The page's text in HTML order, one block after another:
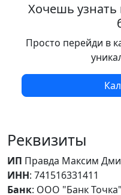
Хочешь
Просто перейди в
Реквизиты
ИП Правда Максим
ИНН: 741516331411
Банк: ООО "Банк Точка"